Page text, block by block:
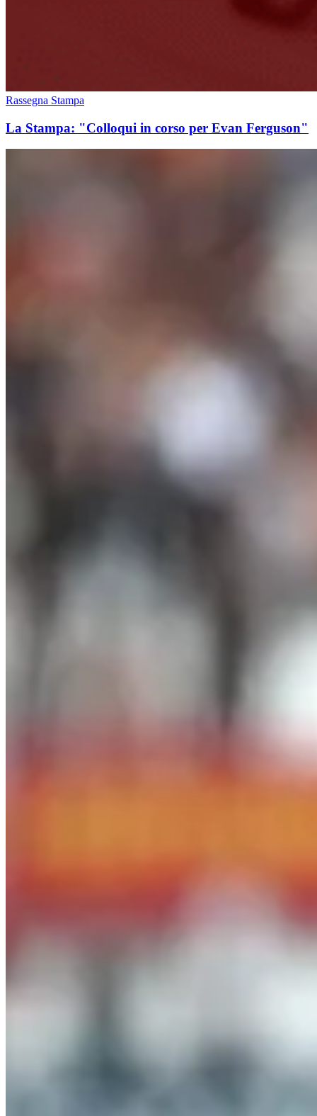
Rassegna Stampa
La Stampa: "Colloqui in corso per Evan Ferguson"